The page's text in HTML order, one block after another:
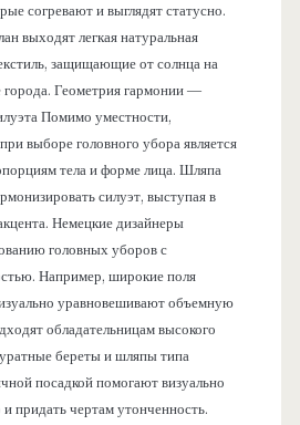
согревают и выглядят статусно.
выходят легкая натуральная
защищающие от солнца на
города. Геометрия гармонии —
Помимо уместности,
выборе головного убора является
тела и форме лица. Шляпа
силуэт, выступая в
Немецкие дизайнеры
головных уборов с
Например, широкие поля
уравновешивают объемную
обладательницам высокого
береты и шляпы типа
посадкой помогают визуально
и придать чертам утонченность.